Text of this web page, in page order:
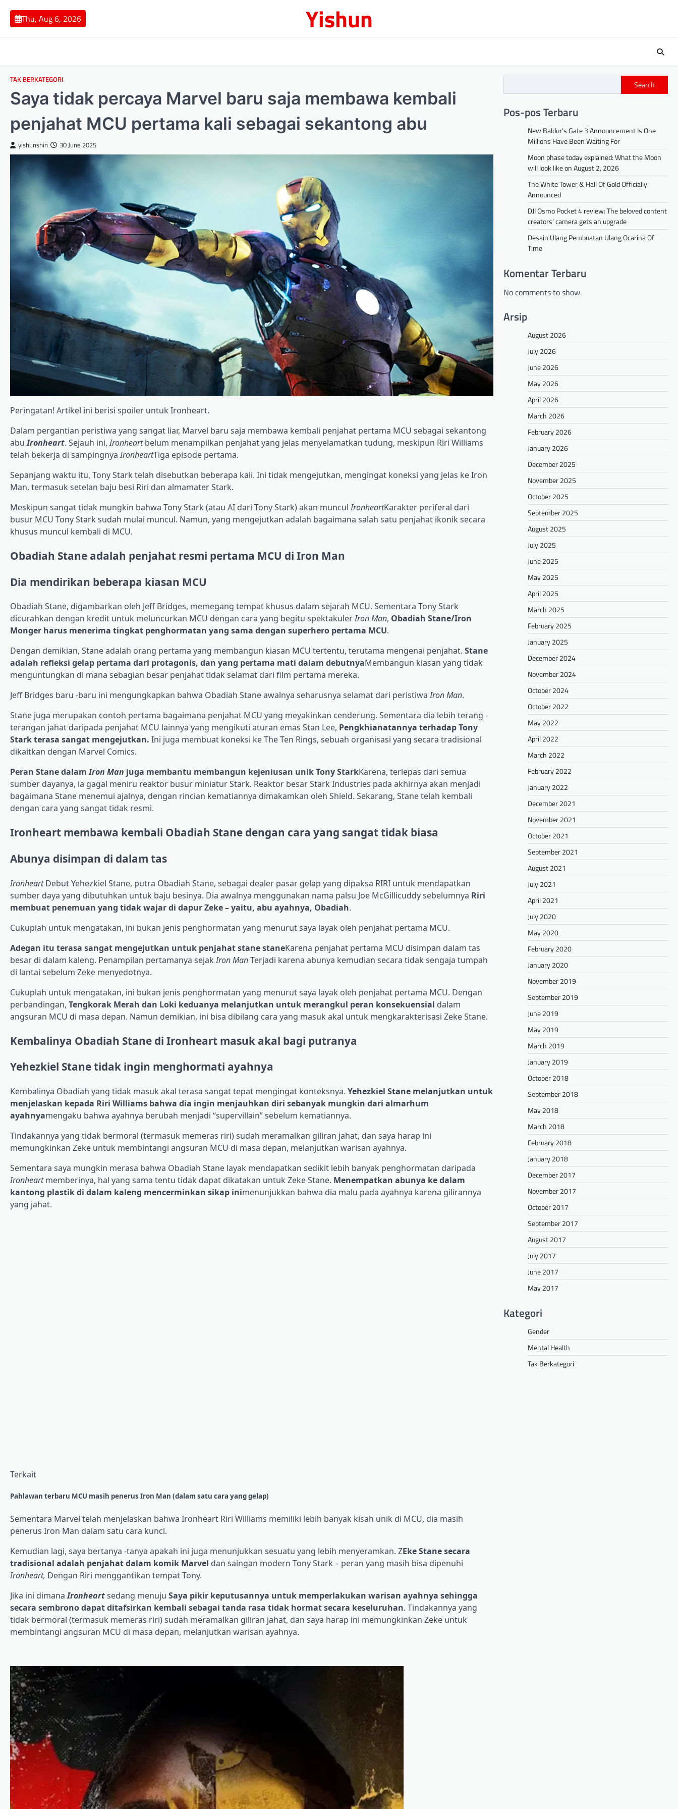
content
Thu, Aug 6, 2026 Yishun
TAK BERKATEGORI
Saya tidak percaya Marvel baru saja membawa kembali
penjahat MCU pertama kali sebagai sekantong abu
yishunshin 30 June 2025
Peringatan! Artikel ini berisi spoiler untuk Ironheart.
Dalam pergantian peristiwa yang sangat liar, Marvel baru saja membawa kembali penjahat pertama MCU sebagai sekantong
abuIronheart. Sejauh ini,Ironheartbelum menampilkan penjahat yang jelas menyelamatkan tudung, meskipun Riri Williams
telah bekerja di sampingnyaIronheartTiga episode pertama.
Sepanjang waktu itu, Tony Stark telah disebutkan beberapa kali. Ini tidak mengejutkan, mengingat koneksi yang jelas ke Iron
Man, termasuk setelan baju besi Riri dan almamater Stark.
Meskipun sangat tidak mungkin bahwa Tony Stark (atau AI dari Tony Stark) akan munculIronheartKarakter periferal dari
busur MCU Tony Stark sudah mulai muncul. Namun, yang mengejutkan adalah bagaimana salah satu penjahat ikonik secara
khusus muncul kembali di MCU.
Obadiah Stane adalah penjahat resmi pertama MCU di Iron Man
Dia mendirikan beberapa kiasan MCU
Obadiah Stane, digambarkan oleh Jeff Bridges, memegang tempat khusus dalam sejarah MCU. Sementara Tony Stark
dicurahkan dengan kredit untuk meluncurkan MCU dengan cara yang begitu spektakulerIron Man, Obadiah Stane/Iron
Monger harus menerima tingkat penghormatan yang sama dengan superhero pertama MCU.
Dengan demikian, Stane adalah orang pertama yang membangun kiasan MCU tertentu, terutama mengenai penjahat. Stane
adalah refleksi gelap pertama dari protagonis, dan yang pertama mati dalam debutnyaMembangun kiasan yang tidak
menguntungkan di mana sebagian besar penjahat tidak selamat dari film pertama mereka.
Jeff Bridges baru -baru ini mengungkapkan bahwa Obadiah Stane awalnya seharusnya selamat dari peristiwaIron Man.
Stane juga merupakan contoh pertama bagaimana penjahat MCU yang meyakinkan cenderung. Sementara dia lebih terang -
terangan jahat daripada penjahat MCU lainnya yang mengikuti aturan emas Stan Lee, Pengkhianatannya terhadap Tony
Stark terasa sangat mengejutkan. Ini juga membuat koneksi ke The Ten Rings, sebuah organisasi yang secara tradisional
dikaitkan dengan Marvel Comics.
Peran Stane dalamIron Man juga membantu membangun kejeniusan unik Tony StarkKarena, terlepas dari semua
sumber dayanya, ia gagal meniru reaktor busur miniatur Stark. Reaktor besar Stark Industries pada akhirnya akan menjadi
bagaimana Stane menemui ajalnya, dengan rincian kematiannya dimakamkan oleh Shield. Sekarang, Stane telah kembali
dengan cara yang sangat tidak resmi.
Ironheart membawa kembali Obadiah Stane dengan cara yang sangat tidak biasa
Abunya disimpan di dalam tas
IronheartDebut Yehezkiel Stane, putra Obadiah Stane, sebagai dealer pasar gelap yang dipaksa RIRI untuk mendapatkan
sumber daya yang dibutuhkan untuk baju besinya. Dia awalnya menggunakan nama palsu Joe McGillicuddy sebelumnya Riri
membuat penemuan yang tidak wajar di dapur Zeke – yaitu, abu ayahnya, Obadiah.
Cukuplah untuk mengatakan, ini bukan jenis penghormatan yang menurut saya layak oleh penjahat pertama MCU.
Adegan itu terasa sangat mengejutkan untuk penjahat stane staneKarena penjahat pertama MCU disimpan dalam tas
besar di dalam kaleng. Penampilan pertamanya sejakIron ManTerjadi karena abunya kemudian secara tidak sengaja tumpah
di lantai sebelum Zeke menyedotnya.
Cukuplah untuk mengatakan, ini bukan jenis penghormatan yang menurut saya layak oleh penjahat pertama MCU. Dengan
perbandingan, Tengkorak Merah dan Loki keduanya melanjutkan untuk merangkul peran konsekuensial dalam
angsuran MCU di masa depan. Namun demikian, ini bisa dibilang cara yang masuk akal untuk mengkarakterisasi Zeke Stane.
Kembalinya Obadiah Stane di Ironheart masuk akal bagi putranya
Yehezkiel Stane tidak ingin menghormati ayahnya
Kembalinya Obadiah yang tidak masuk akal terasa sangat tepat mengingat konteksnya. Yehezkiel Stane melanjutkan untuk
menjelaskan kepada Riri Williams bahwa dia ingin menjauhkan diri sebanyak mungkin dari almarhum
ayahnyamengaku bahwa ayahnya berubah menjadi “supervillain” sebelum kematiannya.
Tindakannya yang tidak bermoral (termasuk memeras riri) sudah meramalkan giliran jahat, dan saya harap ini
memungkinkan Zeke untuk membintangi angsuran MCU di masa depan, melanjutkan warisan ayahnya.
Sementara saya mungkin merasa bahwa Obadiah Stane layak mendapatkan sedikit lebih banyak penghormatan daripada
Ironheartmemberinya, hal yang sama tentu tidak dapat dikatakan untuk Zeke Stane. Menempatkan abunya ke dalam
kantong plastik di dalam kaleng mencerminkan sikap inimenunjukkan bahwa dia malu pada ayahnya karena gilirannya
yang jahat.
Terkait
Pahlawan terbaru MCU masih penerus Iron Man (dalam satu cara yang gelap)
Sementara Marvel telah menjelaskan bahwa Ironheart Riri Williams memiliki lebih banyak kisah unik di MCU, dia masih
penerus Iron Man dalam satu cara kunci.
Kemudian lagi, saya bertanya -tanya apakah ini juga menunjukkan sesuatu yang lebih menyeramkan. ZEke Stane secara
tradisional adalah penjahat dalam komik Marvel dan saingan modern Tony Stark – peran yang masih bisa dipenuhi
Ironheart, Dengan Riri menggantikan tempat Tony.
Jika ini dimanaIronheartsedang menuju Saya pikir keputusannya untuk memperlakukan warisan ayahnya sehingga
secara sembrono dapat ditafsirkan kembali sebagai tanda rasa tidak hormat secara keseluruhan. Tindakannya yang
tidak bermoral (termasuk memeras riri) sudah meramalkan giliran jahat, dan saya harap ini memungkinkan Zeke untuk
membintangi angsuran MCU di masa depan, melanjutkan warisan ayahnya.
Search
Pos-pos Terbaru
New Baldur’s Gate 3 Announcement Is One
Millions Have Been Waiting For
Moon phase today explained: What the Moon
will look like on August 2, 2026
The White Tower & Hall Of Gold Officially
Announced
DJI Osmo Pocket 4 review: The beloved content
creators’ camera gets an upgrade
Desain Ulang Pembuatan Ulang Ocarina Of
Time
Komentar Terbaru
No comments to show.
Arsip
August 2026
July 2026
June 2026
May 2026
April 2026
March 2026
February 2026
January 2026
December 2025
November 2025
October 2025
September 2025
August 2025
July 2025
June 2025
May 2025
April 2025
March 2025
February 2025
January 2025
December 2024
November 2024
October 2024
October 2022
May 2022
April 2022
March 2022
February 2022
January 2022
December 2021
November 2021
October 2021
September 2021
August 2021
July 2021
April 2021
July 2020
May 2020
February 2020
January 2020
November 2019
September 2019
June 2019
May 2019
March 2019
January 2019
October 2018
September 2018
May 2018
March 2018
February 2018
January 2018
December 2017
November 2017
October 2017
September 2017
August 2017
July 2017
June 2017
May 2017
Kategori
Gender
Mental Health
Tak Berkategori